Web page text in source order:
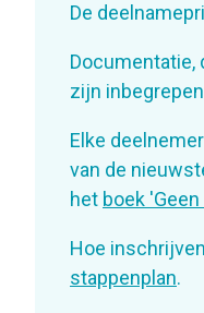
De
Documentatie,
zijn
Elke
van de
het boek
Hoe
stappenplan.